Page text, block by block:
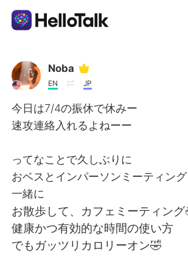
Language Exchange App
English
简体中文 繁體中文
Español العربية
Français Deutsch
Noba
EN JP
今日は7/4の振休で休みー
速攻連絡入れるよねーー
ってなことで久しぶりに
おベスとインパーソンミーティング
一緒に
お散歩して、カフェミーティング
健康かつ有効的な時間の使い方
でもガッツリカロリーオン🤣